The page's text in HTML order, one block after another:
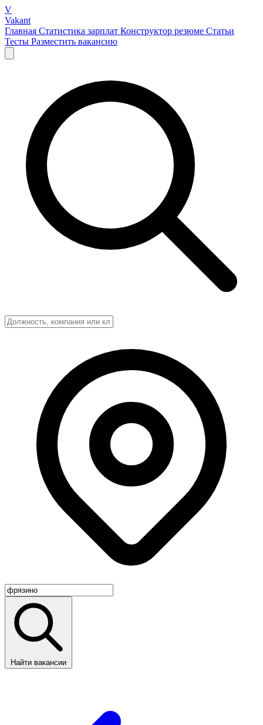
V
Vakant
Главная Статистика зарплат Конструктор резюме Статьи
Тесты Разместить вакансию
Найти вакансии